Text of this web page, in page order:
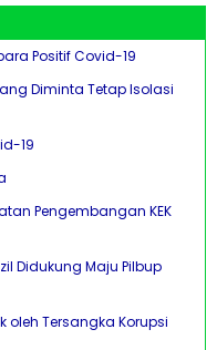
Positif Covid-19
Diminta Tetap Isolasi
19
Pengembangan KEK
Didukung Maju Pilbup
oleh Tersangka Korupsi